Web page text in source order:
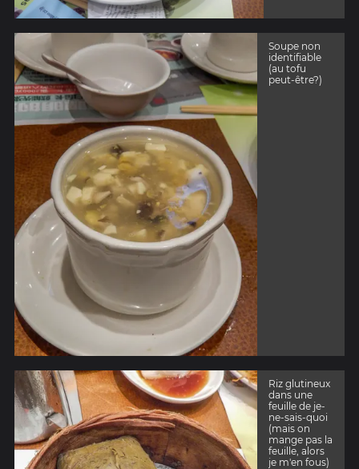
Soupe non
identifiable
(au tofu
peut-être?)
Riz glutineux
dans une
feuille de je-
ne-sais-quoi
(mais on
mange pas la
feuille, alors
je m'en fous)